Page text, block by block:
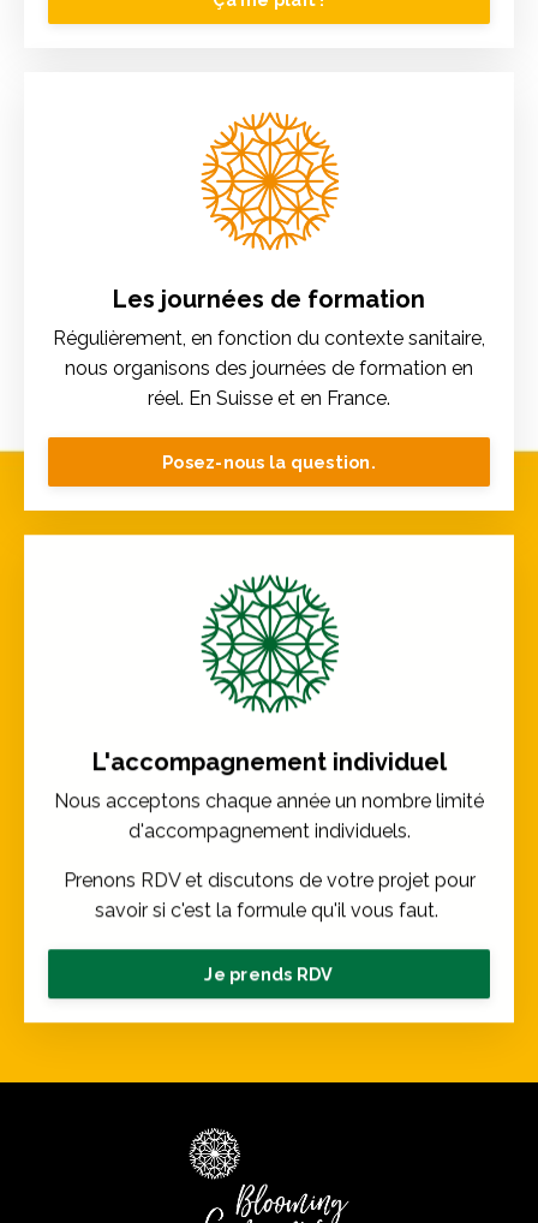
Les journées de formation
Régulièrement, en fonction du contexte sanitaire,
nous organisons des journées de formation en
réel. En Suisse et en France.
Posez-nous la question.
L'accompagnement individuel
Nous acceptons chaque année un nombre limité
d'accompagnement individuels.
Prenons RDV et discutons de votre projet pour
savoir si c'est la formule qu'il vous faut.
Je prends RDV